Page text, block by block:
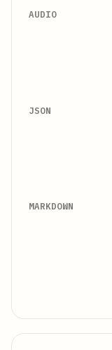
AUDIO
JSON
MARKDOWN